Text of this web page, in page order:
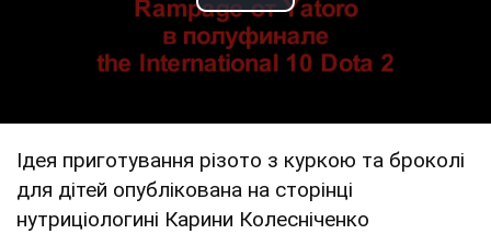
Play Video
Ідея приготування різото з куркою та броколі
для дітей опублікована на сторінці
нутриціологині Карини Колесніченко